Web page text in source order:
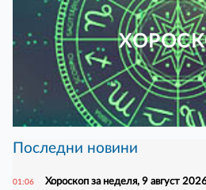
Последни новини
01:06 Хороскоп за неделя, 9 август